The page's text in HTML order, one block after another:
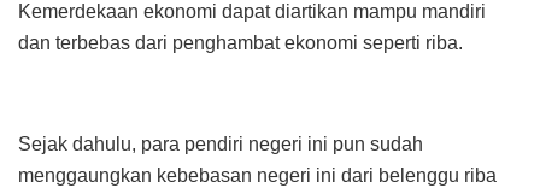
Kemerdekaan ekonomi dapat diartikan mampu mandiri
dan terbebas dari penghambat ekonomi seperti riba.
Sejak dahulu, para pendiri negeri ini pun sudah
menggaungkan kebebasan negeri ini dari belenggu riba